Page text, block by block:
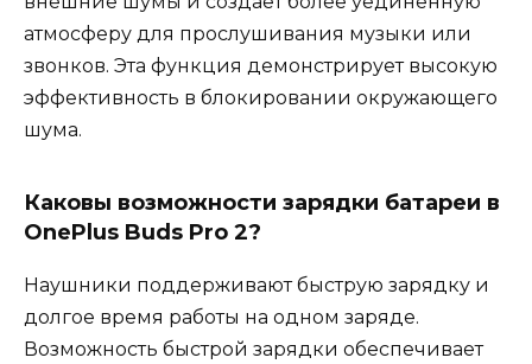
атмосферу для прослушивания музыки или
звонков. Эта функция демонстрирует высокую
эффективность в блокировании окружающего
шума.
Каковы возможности зарядки батареи в
OnePlus Buds Pro 2?
Наушники поддерживают быструю зарядку и
долгое время работы на одном заряде.
Возможность быстрой зарядки обеспечивает